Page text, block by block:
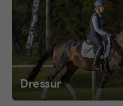
Dressur